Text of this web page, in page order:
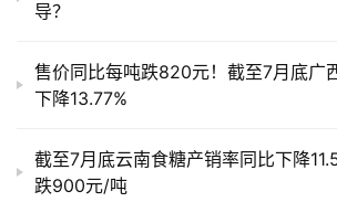
导？
售价同比每吨跌820元！截至7月底广
下降13.77%
截至7月底云南食糖产销率同比下降
跌900元/吨